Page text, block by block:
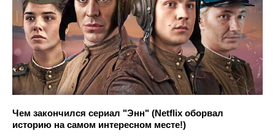
Чем закончился сериал "Энн" (Netflix оборвал
историю на самом интересном месте!)